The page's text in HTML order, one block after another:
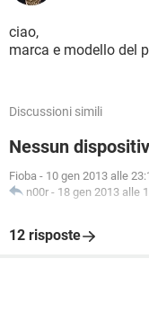
ciao,
marca e modello del
Discussioni simili
Nessun
Fioba - 10 gen 2013 alle
n00r - 18 gen 2013 alle
12 risposte